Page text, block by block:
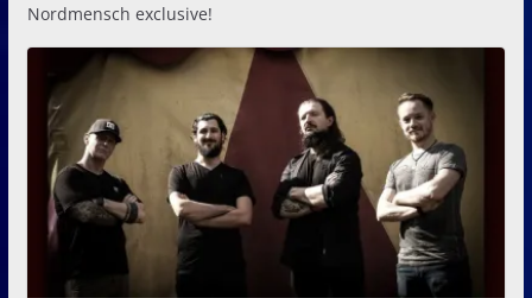
Nordmensch exclusive!